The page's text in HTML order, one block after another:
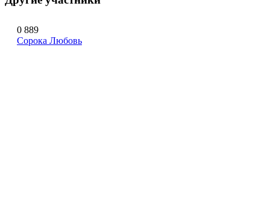
0 889
Сорока Любовь